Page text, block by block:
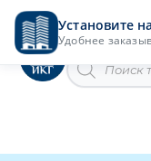
Установите
Удобнее
Перейти
содержимому
товаров